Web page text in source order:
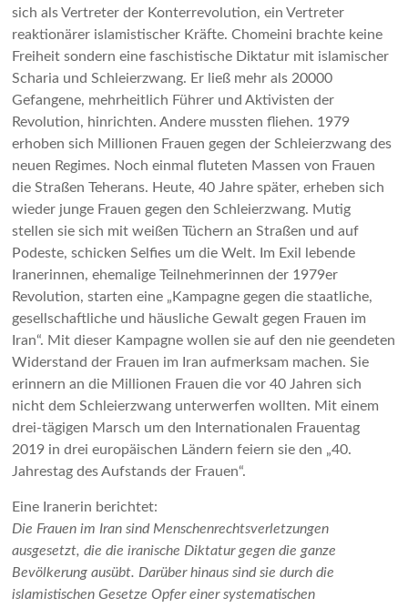
sich als Vertreter der Konterrevolution, ein Vertreter
reaktionärer islamistischer Kräfte. Chomeini brachte keine
Freiheit sondern eine faschistische Diktatur mit islamischer
Scharia und Schleierzwang. Er ließ mehr als 20000
Gefangene, mehrheitlich Führer und Aktivisten der
Revolution, hinrichten. Andere mussten fliehen. 1979
erhoben sich Millionen Frauen gegen der Schleierzwang des
neuen Regimes. Noch einmal fluteten Massen von Frauen
die Straßen Teherans. Heute, 40 Jahre später, erheben sich
wieder junge Frauen gegen den Schleierzwang. Mutig
stellen sie sich mit weißen Tüchern an Straßen und auf
Podeste, schicken Selfies um die Welt. Im Exil lebende
Iranerinnen, ehemalige Teilnehmerinnen der 1979er
Revolution, starten eine „Kampagne gegen die staatliche,
gesellschaftliche und häusliche Gewalt gegen Frauen im
Iran“. Mit dieser Kampagne wollen sie auf den nie geendeten
Widerstand der Frauen im Iran aufmerksam machen. Sie
erinnern an die Millionen Frauen die vor 40 Jahren sich
nicht dem Schleierzwang unterwerfen wollten. Mit einem
drei-tägigen Marsch um den Internationalen Frauentag
2019 in drei europäischen Ländern feiern sie den „40.
Jahrestag des Aufstands der Frauen“.
Eine Iranerin berichtet:
Die Frauen im Iran sind Menschenrechtsverletzungen
ausgesetzt, die die iranische Diktatur gegen die ganze
Bevölkerung ausübt. Darüber hinaus sind sie durch die
islamistischen Gesetze Opfer einer systematischen